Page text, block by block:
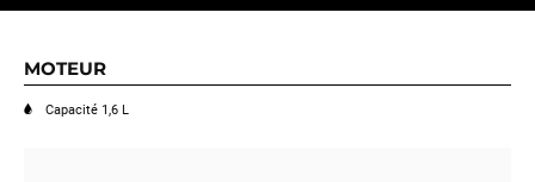
Revendeurs
MOTEUR
Capacité 1,6 L